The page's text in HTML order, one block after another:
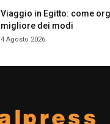
Viaggio in Egitto: come
migliore dei modi
4 Agosto 2026